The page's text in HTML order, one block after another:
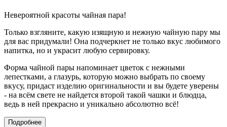
Невероятной красоты чайная пара!
Только взгляните, какую изящную и нежную чайную пару мы
для вас придумали! Она подчеркнет не только вкус любимого
напитка, но и украсит любую сервировку.
Форма чайной пары напоминает цветок с нежными
лепестками, а глазурь, которую можно выбрать по своему
вкусу, придаст изделию оригинальности и вы будете уверены
- на всём свете не найдется второй такой чашки и блюдца,
ведь в ней прекрасно и уникально абсолютно всё!
Подробнее